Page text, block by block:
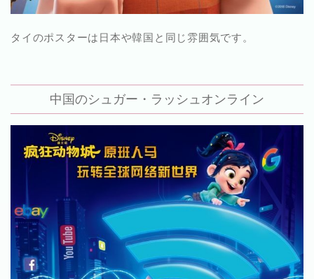
タイのポスターは日本や韓国と同じ雰囲気です。
中国のシュガー・ラッシュオンライン